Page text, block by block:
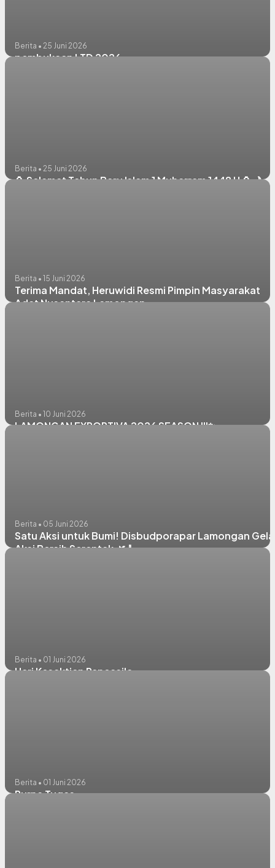
Berita • 25 Juni 2026
pembukaan LTD 2026
Berita • 25 Juni 2026
🏮 Selamat Tahun Baru Islam 1 Muharram 1448 H 🏮🌙
Berita • 15 Juni 2026
Terima Mandat, Heruwidi Resmi Pimpin Masyarakat
Adat Nusantara Lamongan
Berita • 10 Juni 2026
LAMONGAN EXPORTIVA 2026 SEASON III✨
Berita • 05 Juni 2026
Satu Aksi untuk Bumi! Disbudporapar Lamongan
Aksi Bersih Serentak 🌿🧹
Berita • 01 Juni 2026
Hari Kesaktian Pancasila
Berita • 01 Juni 2026
Purna Tugas